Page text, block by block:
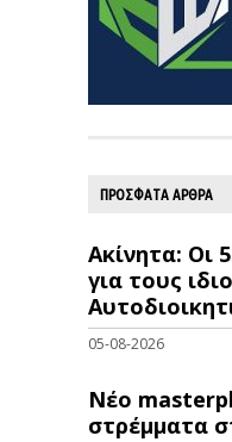
ΠΡΟΣΦΑΤΑ ΑΡΘΡΑ
Ακίνητα: Οι
για τους
05-08-2026
Νέο
στρέμματα